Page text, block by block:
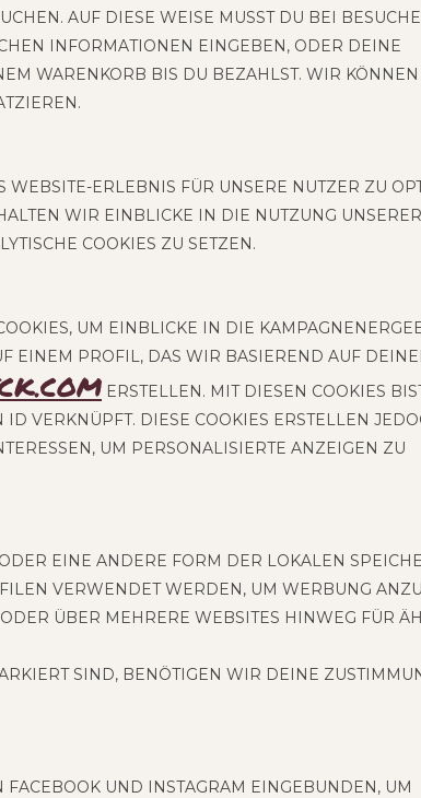
AUF DIESE WEISE MUSST DU BEI
INFOR­MA­TIO­NEN EIN­GE­BEN, ODER DEINE
WAREN­KORB BIS DU BEZAHLST. WIR KÖN­NEN
WEB­SITE-ERLEB­NIS FÜR UNSE­RE NUT­ZER ZU
WIR EIN­BLI­CKE IN DIE NUT­ZUNG UNSE­RER
COO­KIES ZU SETZEN.
UM EIN­BLI­CKE IN DIE
EINEM PRO­FIL, DAS WIR BASIE­REND AUF
ERSTEL­LEN. MIT DIE­SEN COO­KIES
VER­KNÜPFT. DIESE COO­KIES ERSTEL­LEN
UM PER­SO­NA­LI­SIER­TE ANZEI­GEN ZU
EINE ANDE­RE FORM DER LOKA­LEN
VER­WEN­DET WER­DEN, UM WER­BUNG
ÜBER MEH­RE­RE WEB­SITES HIN­WEG FÜR
SIND, BENÖ­TI­GEN WIR DEINE
UND INSTA­GRAM EIN­GE­BUN­DEN, UM